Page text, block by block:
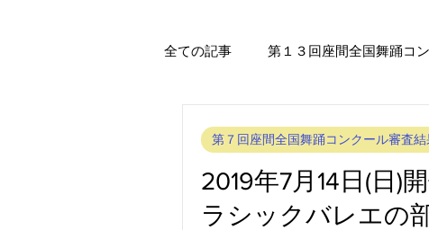
全ての記事 第１３回座間全国舞踊コ
第９回座間全国舞踊コンクール審査
2019年7月14日(日)
ラシックバレエの
第７回座間全国舞踊コンクール審査結